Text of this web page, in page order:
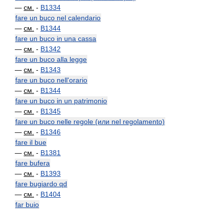
— см. - B1334
fare un buco nel calendario
— см. - B1344
fare un buco in una cassa
— см. - B1342
fare un buco alla legge
— см. - B1343
fare un buco nell'orario
— см. - B1344
fare un buco in un patrimonio
— см. - B1345
fare un buco nelle regole (или nel regolamento)
— см. - B1346
fare il bue
— см. - B1381
fare bufera
— см. - B1393
fare bugiardo qd
— см. - B1404
far buio